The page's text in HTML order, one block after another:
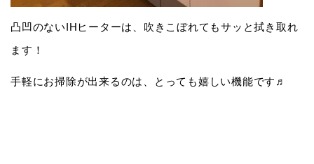
凸凹のないIHヒーターは、吹きこぼれてもサッと拭き取れ
ます！
手軽にお掃除が出来るのは、とっても嬉しい機能です♬